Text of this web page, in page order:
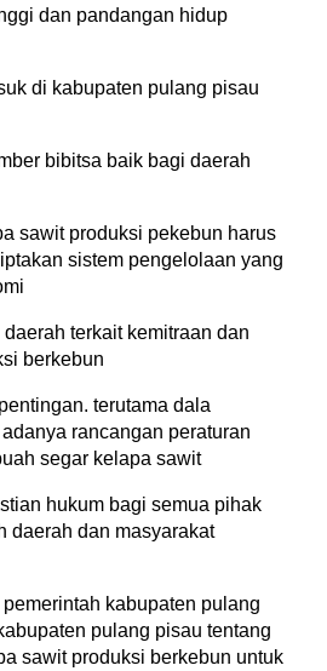
dan pandangan hidup
di kabupaten pulang pisau
bibitsa baik bagi daerah
sawit produksi pekebun harus
sistem pengelolaan yang
terkait kemitraan dan
berkebun
terutama dala
rancangan peraturan
segar kelapa sawit
hukum bagi semua pihak
daerah dan masyarakat
kabupaten pulang
pulang pisau tentang
sawit produksi berkebun untuk